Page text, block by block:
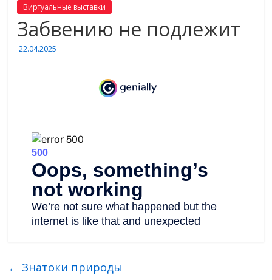
Виртуальные выставки
Забвению не подлежит
22.04.2025
← Знатоки природы